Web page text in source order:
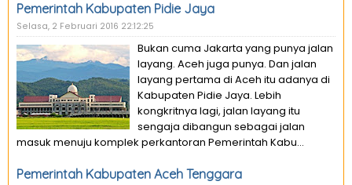
Pemerintah Kabupaten Pidie Jaya
Selasa, 2 Februari 2016 22:12:25
Bukan cuma Jakarta yang punya jalan
layang. Aceh juga punya. Dan jalan
layang pertama di Aceh itu adanya di
Kabupaten Pidie Jaya. Lebih
kongkritnya lagi, jalan layang itu
sengaja dibangun sebagai jalan
masuk menuju komplek perkantoran Pemerintah Kabu...
Pemerintah Kabupaten Aceh Tenggara